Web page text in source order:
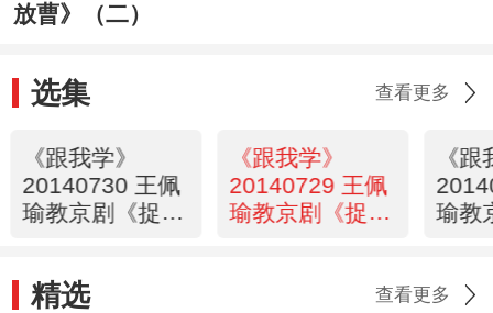
放曹》（二）
选集 查看更多
《跟我学》
20140730 王佩
瑜教京剧《捉放
《跟我学》
20140729 王佩
瑜教京剧《捉放
《
瑜教
精选 查看更多